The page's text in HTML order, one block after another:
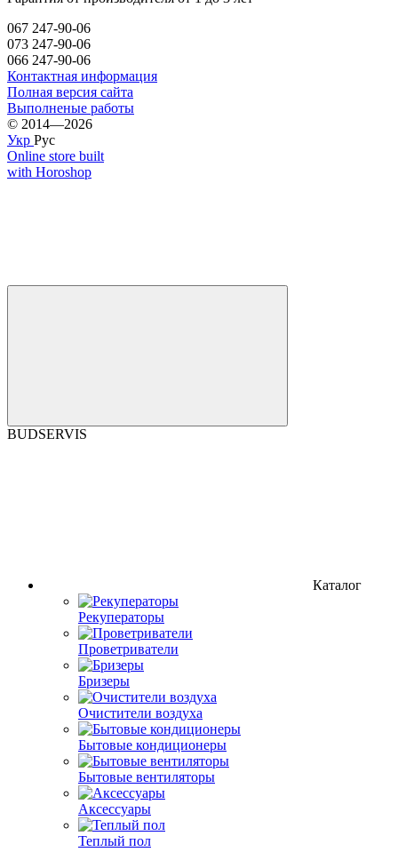
067 247-90-06
073 247-90-06
066 247-90-06
Контактная информация
Полная версия сайта
Выполненые работы
© 2014—2026
Укр Рус
Online store built
with Horoshop
BUDSERVIS
Каталог
Рекуператоры
Проветриватели
Бризеры
Очистители воздуха
Бытовые кондиционеры
Бытовые вентиляторы
Аксессуары
Теплый пол